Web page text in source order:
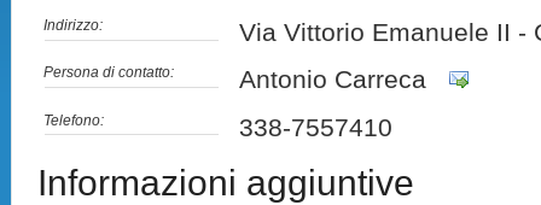
Indirizzo: Via Vittorio Emanuele II -
Persona di contatto: Antonio Carreca
Telefono: 338-7557410
Informazioni aggiuntive